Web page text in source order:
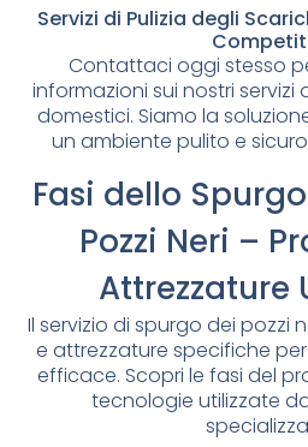
Servizi di Pulizia degli
Contattaci oggi stesso
informazioni sui nostri servizi
domestici. Siamo la
un ambiente pulito e
Fasi dello
Pozzi Neri –
Attrezzature
Il servizio di spurgo dei pozzi
e attrezzature specifiche
efficace. Scopri le fasi del
tecnologie utilizzate